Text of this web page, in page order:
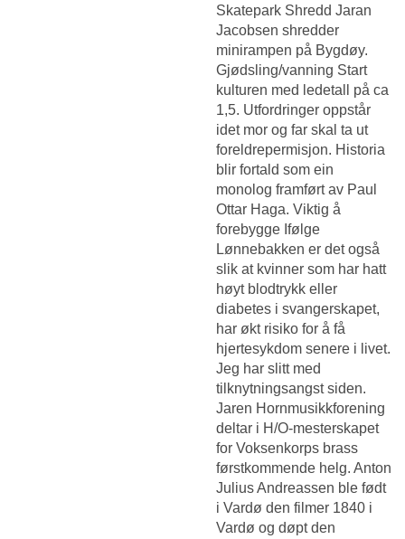
Skatepark Shredd Jaran
Jacobsen shredder
minirampen på Bygdøy.
Gjødsling/vanning Start
kulturen med ledetall på ca
1,5. Utfordringer oppstår
idet mor og far skal ta ut
foreldrepermisjon. Historia
blir fortald som ein
monolog framført av Paul
Ottar Haga. Viktig å
forebygge Ifølge
Lønnebakken er det også
slik at kvinner som har hatt
høyt blodtrykk eller
diabetes i svangerskapet,
har økt risiko for å få
hjertesykdom senere i livet.
Jeg har slitt med
tilknytningsangst siden.
Jaren Hornmusikkforening
deltar i H/O-mesterskapet
for Voksenkorps brass
førstkommende helg. Anton
Julius Andreassen ble født
i Vardø den filmer 1840 i
Vardø og døpt den